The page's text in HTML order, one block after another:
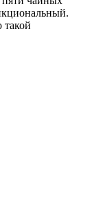
такой